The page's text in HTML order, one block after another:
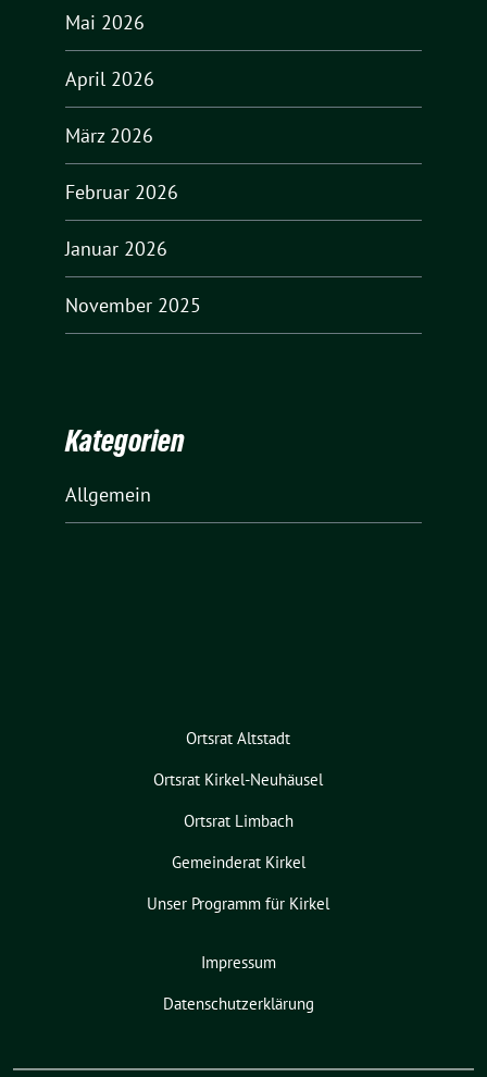
Mai 2026
April 2026
März 2026
Februar 2026
Januar 2026
November 2025
Kategorien
Allgemein
Ortsrat Altstadt
Ortsrat Kirkel-Neuhäusel
Ortsrat Limbach
Gemeinderat Kirkel
Unser Programm für Kirkel
Impressum
Datenschutzerklärung